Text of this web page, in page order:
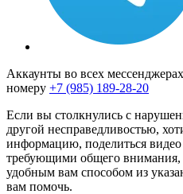
Аккаунты во всех
номеру +7 (985) 189-28-20
Если вы столкнулись с
другой несправедливостью,
информацию, поделиться
требующими общего
удобным вам способом из
вам помочь.